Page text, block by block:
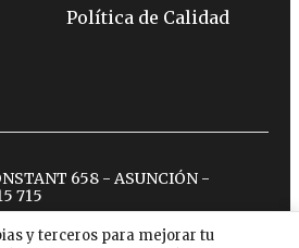
y terceros para mejorar tu
Política de Calidad
658 - ASUNCIÓN -
715